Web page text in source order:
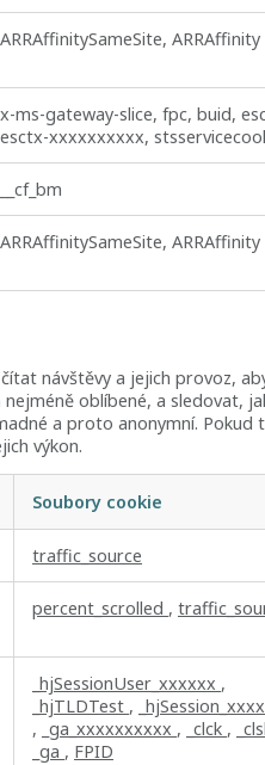
ARRAffinitySameSite, ARRAffinity
x-ms-gateway-slice, fpc, buid,
esctx-xxxxxxxxxx,
__cf_bm
ARRAffinitySameSite, ARRAffinity
návštěvy a jejich provoz,
oblíbené, a sledovat,
a proto anonymní.
výkon.
Soubory cookie
traffic_source
percent_scrolled ,
_hjSessionUser_xxxxxx ,
_hjTLDTest ,
, _ga_xxxxxxxxxx , _clck ,
_ga , FPID